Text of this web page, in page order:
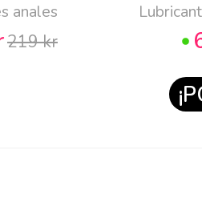
anales
219 kr